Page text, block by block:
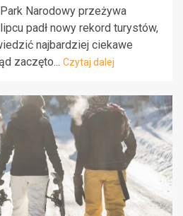
Narodowy przeżywa
padł nowy rekord turystów,
najbardziej ciekawe
zaczęto... Czytaj dalej